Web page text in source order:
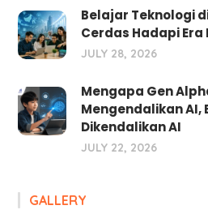
Belajar Teknologi
Cerdas Hadapi Era
JULY 28, 2026
Mengapa Gen
Mengendalikan AI,
Dikendalikan AI
JULY 22, 2026
GALLERY